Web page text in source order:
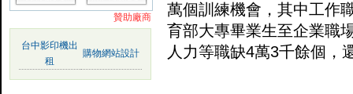
贊助廠商
台中影印機出
租
購物網站設計
萬個訓練機會，其中工作
育部大專畢業生至企業職
人力等職缺4萬3千餘個，